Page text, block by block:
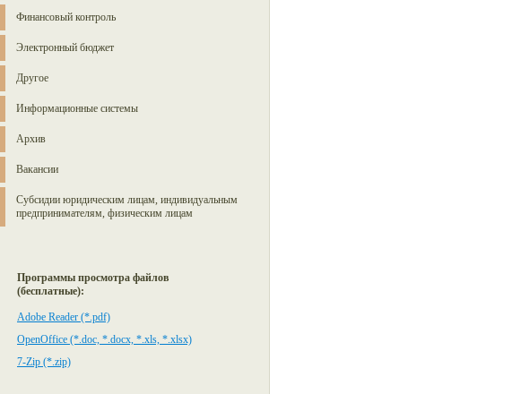
Финансовый контроль
Электронный бюджет
Другое
Информационные системы
Архив
Вакансии
Субсидии юридическим лицам, индивидуальным
предпринимателям, физическим лицам
Программы просмотра файлов
(бесплатные):
Adobe Reader (*.pdf)
OpenOffice (*.doc, *.docx, *.xls, *.xlsx)
7-Zip (*.zip)